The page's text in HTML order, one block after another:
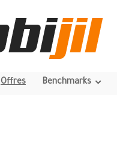
Offres Benchmarks